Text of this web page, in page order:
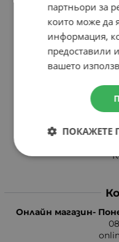
Политика за
При възникване на
можете да
Онлайн магазин-
партньори за
които може да
информация,
предоставили
вашето
ПОКАЖЕТЕ